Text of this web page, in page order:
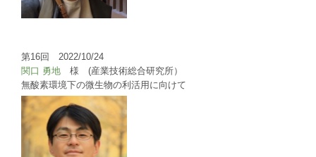
第16回 2022/10/24
関口 勇地 様 (産業技術総合研究所）
無酸素環境下の微生物の利活用に向けて